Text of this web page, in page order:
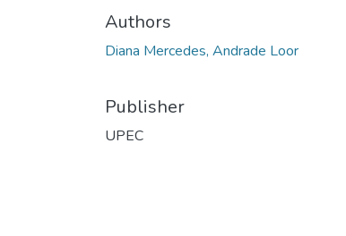
Authors
Diana Mercedes, Andrade Loor
Publisher
UPEC